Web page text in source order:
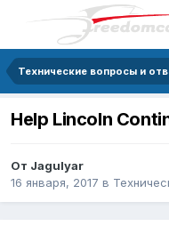
Технические вопросы и
Help Lincoln
От Jagulyar
16 января, 2017 в